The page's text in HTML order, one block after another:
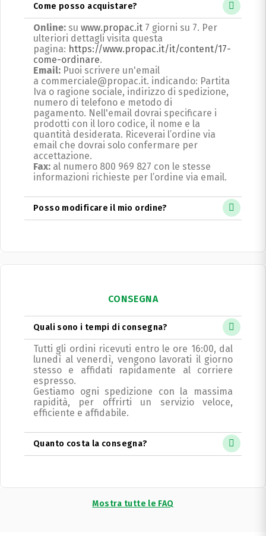
Come posso acquistare?
Online: su www.propac.it 7 giorni su 7. Per
ulteriori dettagli visita questa
pagina: https://www.propac.it/it/content/17-
come-ordinare.
Email: Puoi scrivere un'email
a commerciale@propac.it. indicando: Partita
Iva o ragione sociale, indirizzo di spedizione,
numero di telefono e metodo di
pagamento. Nell'email dovrai specificare i
prodotti con il loro codice, il nome e la
quantità desiderata. Riceverai l’ordine via
email che dovrai solo confermare per
accettazione.
Fax: al numero 800 969 827 con le stesse
informazioni richieste per l’ordine via email.
Posso modificare il mio ordine?
CONSEGNA
Quali sono i tempi di consegna?
Tutti gli ordini ricevuti entro le ore 16:00, dal
lunedì al venerdì, vengono lavorati il giorno
stesso e affidati rapidamente al corriere
espresso.
Gestiamo ogni spedizione con la massima
rapidità, per offrirti un servizio veloce,
efficiente e affidabile.
Quanto costa la consegna?
Mostra tutte le FAQ